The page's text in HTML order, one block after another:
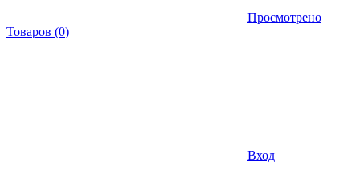
Просмотрено
Товаров (0)
Вход